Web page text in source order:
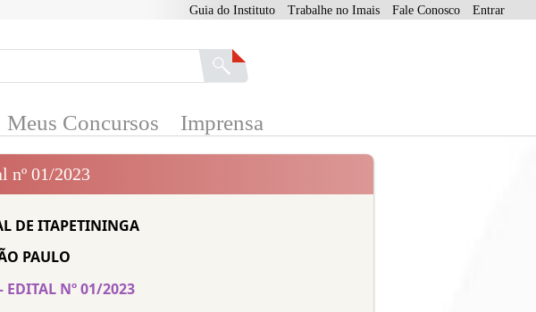
Guia do Instituto Trabalhe no Imais Fale Conosco Entrar
Meus Concursos Imprensa
nº 01/2023
DE ITAPETININGA
PAULO
EDITAL Nº 01/2023